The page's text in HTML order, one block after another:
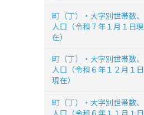
町（丁）・大字別世帯数、
人口（令和７年１月１日現
在）
町（丁）・大字別世帯数、
人口（令和６年１２月１日
現在）
町（丁）・大字別世帯数、
人口（令和６年１１月１日